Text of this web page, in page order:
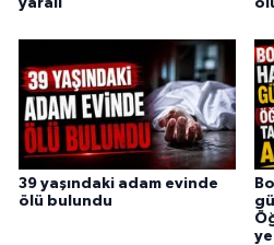
39 yaşındaki adam evinde
ölü bulundu